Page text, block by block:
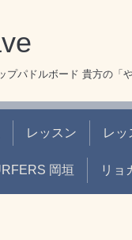
プパドルボード 貴方の「
レッスン レッ
岡垣 リョ